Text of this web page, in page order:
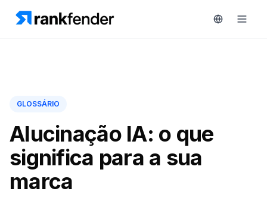
Plataforma
MONITORIZAR
RAIVE
Soluções
Recursos
Ferramentas
GLOSSÁRIO
Alucinação IA: o que
significa para a sua
marca